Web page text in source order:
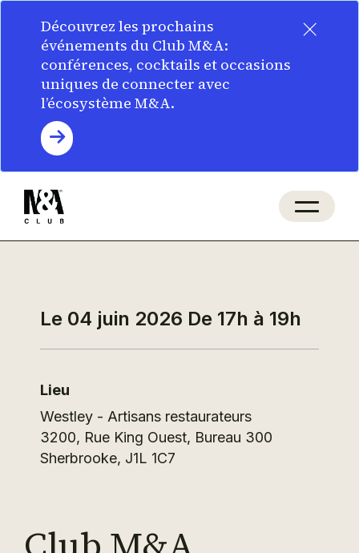
×
Découvrez les prochains
événements du Club M&A:
conférences, cocktails et occasions
uniques de connecter avec
l’écosystème M&A.
Le 04 juin 2026 De 17h à 19h
Lieu
Westley - Artisans restaurateurs
3200, Rue King Ouest, Bureau 300
Sherbrooke, J1L 1C7